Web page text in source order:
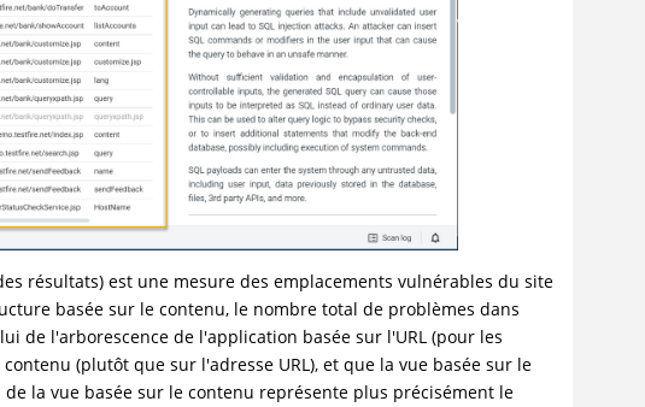
résultats) est une mesure des emplacements vulnérables du site
basée sur le contenu, le nombre total de problèmes dans
de l'arborescence de l'application basée sur l'URL (pour les
(plutôt que sur l'adresse URL), et que la vue basée sur le
la vue basée sur le contenu représente plus précisément le